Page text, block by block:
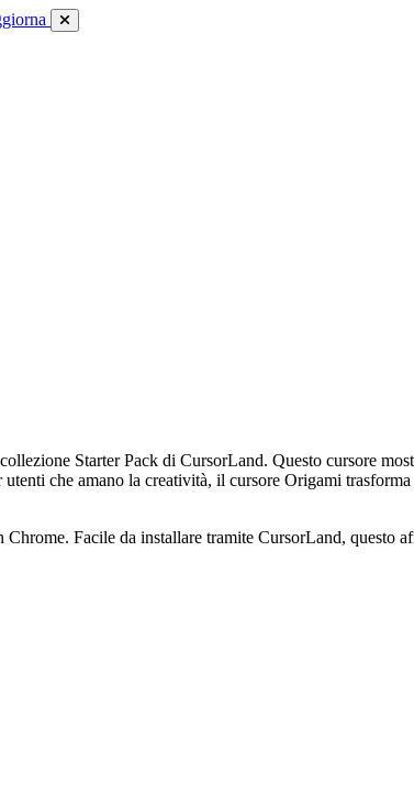
Starter Pack di CursorLand. Questo cursore
che amano la creatività, il cursore Origami
Facile da installare tramite CursorLand, questo